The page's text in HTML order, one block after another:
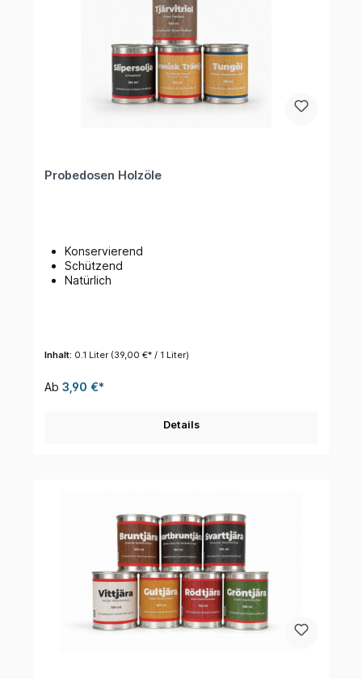
Probedosen Holzöle
Konservierend
Schützend
Natürlich
Inhalt: 0.1 Liter (39,00 €* / 1 Liter)
Ab 3,90 €*
Details